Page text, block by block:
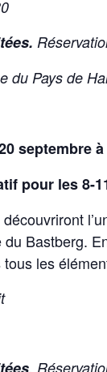
du Pays de
septembre à
pour les 8-
Bastberg.
les
.